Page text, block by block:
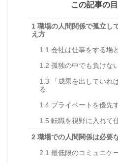
この記事の
1 職場の人間関係で孤立し
え方
1.1 会社は仕事をする場
1.2 孤独の中でも負けな
1.3 「成果を出していれ
る
1.4 プライベートを優先
1.5 転職を視野に入れて
2 職場での人間関係は必要
2.1 最低限のコミュニケ